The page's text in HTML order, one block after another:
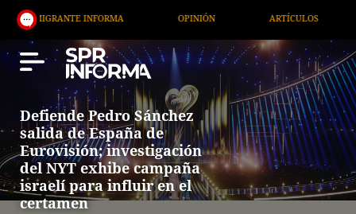
INFORMA OPINIÓN ARTÍCULOS ARTE /
Defiende Pedro Sánchez
salida de España de
Eurovisión; investigación
del NYT exhibe campaña
israelí para influir en el
certamen